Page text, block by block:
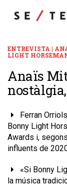
ENTREVISTA |
LIGHT
Anaïs
Ferran
Bonny Light
Awards i,
influents de
«Si Bonny
la música